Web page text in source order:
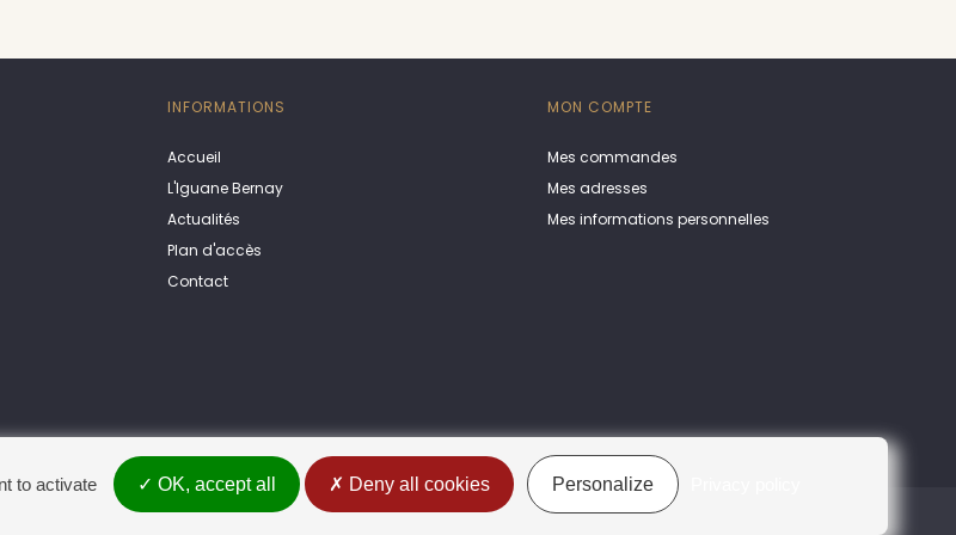
INFORMATIONS
Accueil
L'Iguane Bernay
Actualités
Plan d'accès
Contact
MON COMPTE
Mes commandes
Mes adresses
Mes informations personnelles
Mentions légales Politique de confidentialité Gestion des cookies
to activate OK, accept all Deny all cookies Personalize